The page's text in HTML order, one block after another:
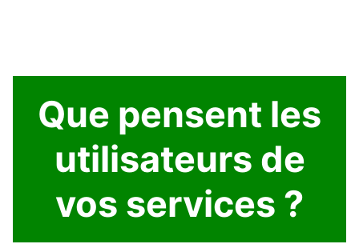
Que pensent les
utilisateurs de
vos services ?